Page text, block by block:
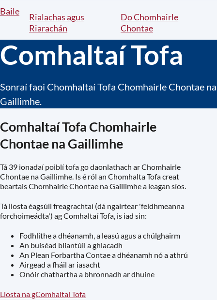
Breadcrumbs
Baile
Rialachas agus
Riarachán
Do Chomhairle
Chontae
Comhaltaí Tofa
Sonraí faoi Chomhaltaí Tofa Chomhairle Chontae na
Gaillimhe.
Comhaltaí Tofa Chomhairle
Chontae na Gaillimhe
Tá 39 ionadaí poiblí tofa go daonlathach ar Chomhairle
Chontae na Gaillimhe. Is é ról an Chomhalta Tofa creat
beartais Chomhairle Chontae na Gaillimhe a leagan síos.
Tá liosta éagsúil freagrachtaí (dá ngairtear 'feidhmeanna
forchoimeádta') ag Comhaltaí Tofa, is iad sin:
Fodhlíthe a dhéanamh, a leasú agus a chúlghairm
An buiséad bliantúil a ghlacadh
An Plean Forbartha Contae a dhéanamh nó a athrú
Airgead a fháil ar iasacht
Onóir chathartha a bhronnadh ar dhuine
Liosta na gComhaltaí Tofa